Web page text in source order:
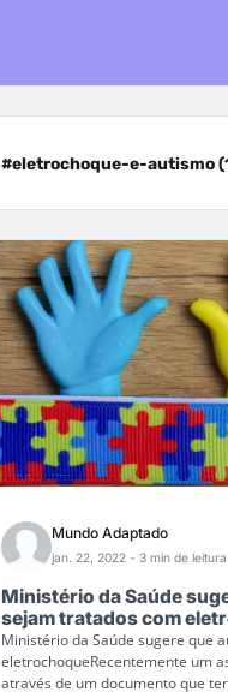
#eletrochoque-e-autismo
Mundo Adaptado
jan. 22, 2022 - 3 min de leitura
Ministério da Saúde
sejam tratados com
Ministério da Saúde sugere que
eletrochoqueRecentemente um
através de um documento que